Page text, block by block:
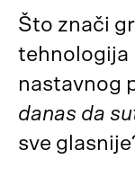
Što znači
tehnologija
nastavnog
danas da
sve